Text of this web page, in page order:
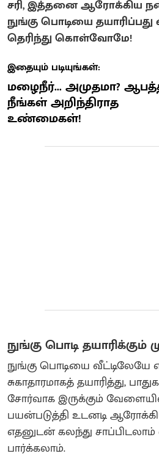
சரி, இத்தனை
நுங்கு பொடியை
தெரிந்து கொள்வோமே!
இதையும் படியுங்கள்:
மழைநீர்... அமுதமா?
நீங்கள் அறிந்திராத
உண்மைகள்!
நுங்கு பொடி தயாரிக்கும்
நுங்கு பொடியை வீட்டிலேயே
சுகாதாரமாகத் தயாரித்து,
சோர்வாக இருக்கும்
பயன்படுத்தி உடனடி
எதனுடன் கலந்து
பார்க்கலாம்.